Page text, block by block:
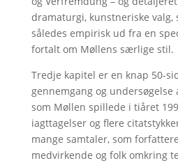
dramaturgi, kunstneriske valg,
således empirisk ud fra en
fortalt om Møllens særlige stil.
Tredje kapitel er en knap 50-
gennemgang og
som Møllen spillede i tiåret
iagttagelser og flere
mange samtaler, som
medvirkende og folk omkring